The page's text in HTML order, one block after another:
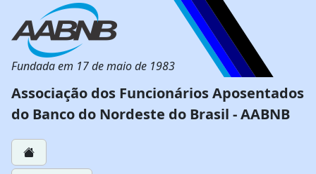
Fundada em 17 de maio de 1983
Associação dos Funcionários Aposentados
do Banco do Nordeste do Brasil - AABNB